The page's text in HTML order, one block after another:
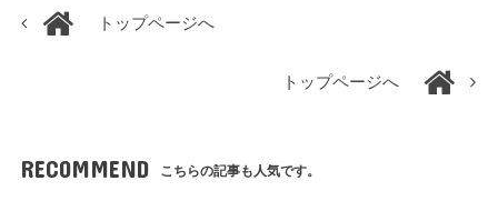
トップページへ
トップページへ
RECOMMEND こちらの記事も人気です。